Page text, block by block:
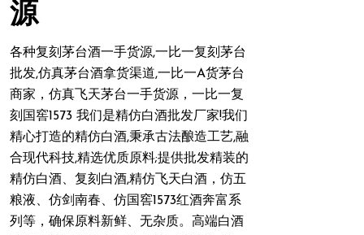
源
各种复刻茅台酒一手货源,一比一复刻茅台
批发,仿真茅台酒拿货渠道,一比一A货茅台
商家，仿真飞天茅台一手货源，一比一复
刻国窖1573 我们是精仿白酒批发厂家!我们
精心打造的精仿白酒,秉承古法酿造工艺,融
合现代科技,精选优质原料;提供批发精装的
精仿白酒、复刻白酒,精仿飞天白酒，仿五
粮液、仿剑南春、仿国窖1573红酒奔富系
列等，确保原料新鲜、无杂质。高端白酒